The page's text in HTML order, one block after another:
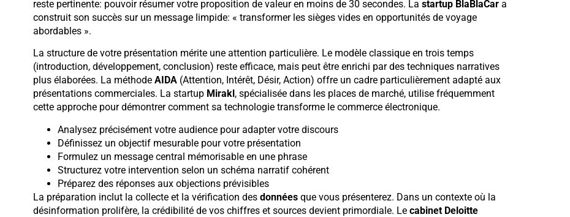
reste pertinente: pouvoir résumer votre proposition de valeur en moins de 30 secondes. La startup BlaBlaCara
construit son succès sur un message limpide: « transformer les sièges vides en opportunités de voyage
abordables ».
La structure de votre présentation mérite une attention particulière. Le modèle classique en trois temps
(introduction, développement, conclusion) reste efficace, mais peut être enrichi par des techniques narratives
plus élaborées. La méthode AIDA(Attention, Intérêt, Désir, Action) offre un cadre particulièrement adapté aux
présentations commerciales. La startup Mirakl , spécialisée dans les places de marché, utilise fréquemment
cette approche pour démontrer comment sa technologie transforme le commerce électronique.
Analysez précisément votre audience pour adapter votre discours
Définissez un objectif mesurable pour votre présentation
Formulez un message central mémorisable en une phrase
Structurez votre intervention selon un schéma narratif cohérent
Préparez des réponses aux objections prévisibles
La préparation inclut la collecte et la vérification des donnéesque vous présenterez. Dans un contexte où la
désinformation prolifère, la crédibilité de vos chiffres et sources devient primordiale. Le cabinet Deloitte